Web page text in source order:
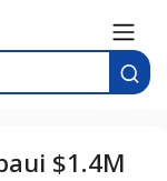
$1.4M